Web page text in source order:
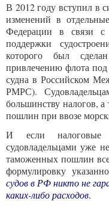
В 2012 году вступил в
изменений в
Федерации в связи с
поддержки
которого был
привлечению флота под
судна в Российском
РМРС).
большинству налогов,
пошлин при ввозе
И если налоговые
судовладельцами уже
таможенных пошлин
формулировку
судов в РФ никто не
каких-либо расходов.